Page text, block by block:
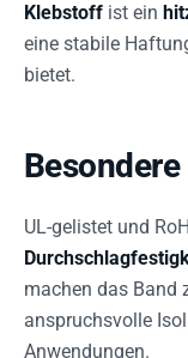
Klebstoff ist ein
eine stabile
bietet.
UL-gelistet und
machen das Band
anspruchsvolle
Anwendungen.